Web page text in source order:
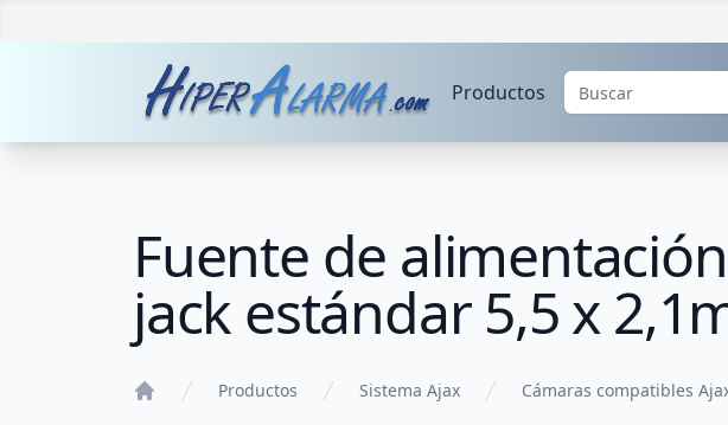
Productos
Fuente de
jack estándar 5,5 x
Productos Sistema Ajax Cámaras compatibles